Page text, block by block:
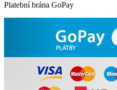
Platební brána GoPay